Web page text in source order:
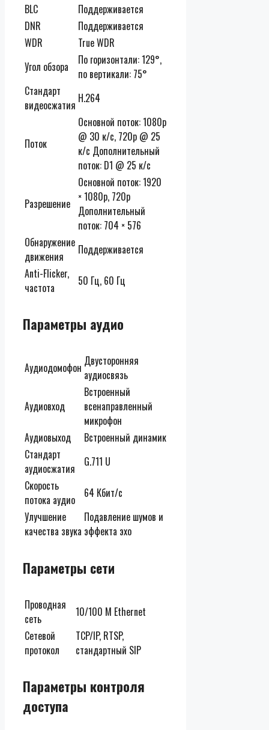
BLC
Поддерживается
DNR
Поддерживается
WDR
True WDR
Угол обзора
По горизонтали: 129°,
по вертикали: 75°
Стандарт
видеосжатия H.264
Поток
Основной поток: 1080p
@ 30 к/с, 720p @ 25
к/с Дополнительный
поток: D1 @ 25 к/с
Разрешение
Основной поток: 1920
× 1080p, 720p
Дополнительный
поток: 704 × 576
Обнаружение
движения
Поддерживается
Anti-Flicker,
частота
50 Гц, 60 Гц
Параметры аудио
Аудиодомофон Двусторонняя
аудиосвязь
Аудиовход
Встроенный
всенаправленный
микрофон
Аудиовыход
Встроенный динамик
Стандарт
аудиосжатия
G.711 U
Скорость
потока аудио
64 Кбит/с
Улучшение
качества звука
Подавление шумов и
эффекта эхо
Параметры сети
Проводная
сеть
10/100 M Ethernet
Сетевой
протокол
TCP/IP, RTSP,
стандартный SIP
Параметры контроля
доступа